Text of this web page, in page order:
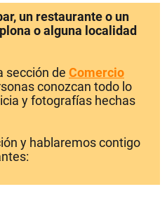
un restaurante o un
o alguna localidad
sección de Comercio
conozcan todo lo
y fotografías hechas
y hablaremos contigo